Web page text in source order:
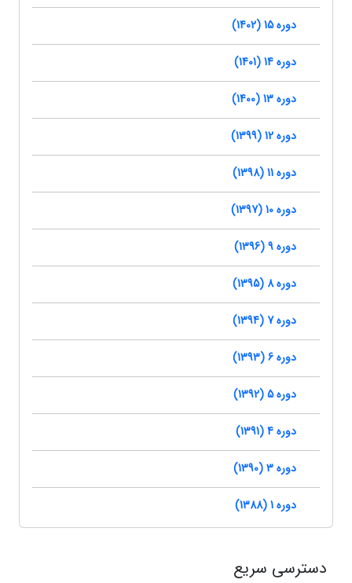
دوره 15 (1402)
دوره 14 (1401)
دوره 13 (1400)
دوره 12 (1399)
دوره 11 (1398)
دوره 10 (1397)
دوره 9 (1396)
دوره 8 (1395)
دوره 7 (1394)
دوره 6 (1393)
دوره 5 (1392)
دوره 4 (1391)
دوره 3 (1390)
دوره 1 (1388)
دسترسی سریع